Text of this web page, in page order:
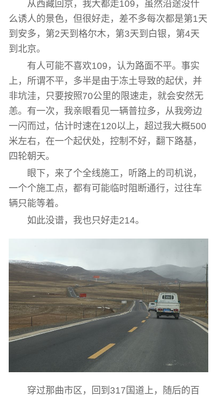
从西藏回京，我大都走109，虽然沿途没什
么诱人的景色，但很好走，差不多每次都是第1天
到安多，第2天到格尔木，第3天到白银，第4天
到北京。
有人可能不喜欢109，认为路面不平。事实
上，所谓不平，多半是由于冻土导致的起伏，并
非坑洼，只要按照70公里的限速走，就会安然无
恙。有一次，我亲眼看见一辆普拉多，从我旁边
一闪而过，估计时速在120以上，超过我大概500
米左右，在一个起伏处，控制不好，翻下路基，
四轮朝天。
眼下，来了个全线施工，听路上的司机说，
一个个施工点，都有可能临时阻断通行，过往车
辆只能等着。
如此没谱，我也只好走214。
穿过那曲市区，回到317国道上，随后的百